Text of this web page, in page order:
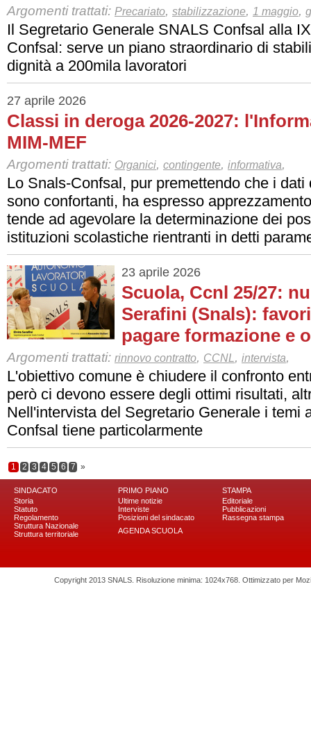
Argomenti trattati: Precariato, stabilizzazione, 1 maggio,
Il Segretario Generale SNALS Confsal alla
Confsal: serve un piano straordinario di
dignità a 200mila lavoratori
27 aprile 2026
Classi in deroga 2026-2027:
MIM-MEF
Argomenti trattati: Organici, contingente, informativa,
Lo Snals-Confsal, pur premettendo che i dati
sono confortanti, ha espresso
tende ad agevolare la determinazione dei
istituzioni scolastiche rientranti in detti
23 aprile 2026
Scuola, Ccnl 25/27:
Serafini (Snals):
pagare formazione e
Argomenti trattati: rinnovo contratto, CCNL , intervista,
L'obiettivo comune è chiudere il confronto
però ci devono essere degli ottimi risultati,
Nell'intervista del Segretario Generale i temi
Confsal tiene particolarmente
1 2 3 4 5 6 7 »
SINDACATO
Storia
Statuto
Regolamento
Struttura Nazionale
Struttura territoriale
PRIMO PIANO
Ultime notizie
Interviste
Posizioni del sindacato
AGENDA SCUOLA
STAMPA
Editoriale
Pubblicazioni
Rassegna stampa
Copyright 2013 SNALS. Risoluzione minima: 1024x768. Ottimizzato per